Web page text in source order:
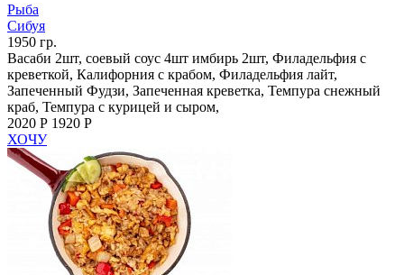
Рыба
Сибуя
1950 гр.
Васаби 2шт, соевый соус 4шт имбирь 2шт, Филадельфия с
креветкой, Калифорния с крабом, Филадельфия лайт,
Запеченный Фудзи, Запеченная креветка, Темпура снежный
краб, Темпура с курицей и сыром,
2020 Р 1920 Р
ХОЧУ